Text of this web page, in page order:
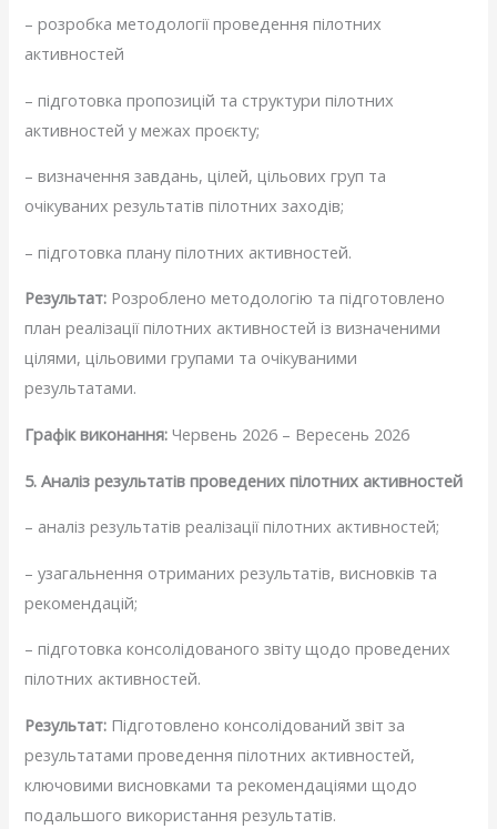
– розробка методології проведення пілотних
активностей
– підготовка пропозицій та структури пілотних
активностей у межах проєкту;
– визначення завдань, цілей, цільових груп та
очікуваних результатів пілотних заходів;
– підготовка плану пілотних активностей.
Результат: Розроблено методологію та підготовлено
план реалізації пілотних активностей із визначеними
цілями, цільовими групами та очікуваними
результатами.
Графік виконання:Червень 2026 – Вересень 2026
5. Аналіз результатів проведених пілотних активностей
– аналіз результатів реалізації пілотних активностей;
– узагальнення отриманих результатів, висновків та
рекомендацій;
– підготовка консолідованого звіту щодо проведених
пілотних активностей.
Результат: Підготовлено консолідований звіт за
результатами проведення пілотних активностей,
ключовими висновками та рекомендаціями щодо
подальшого використання результатів.